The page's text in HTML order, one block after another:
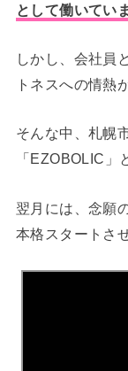
として働いてい
しかし、会社員
トネスへの情熱
そんな中、札幌
「EZOBOLIC」
翌月には、念願
本格スタートさ